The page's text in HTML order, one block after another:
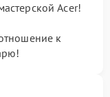
Acer!
к